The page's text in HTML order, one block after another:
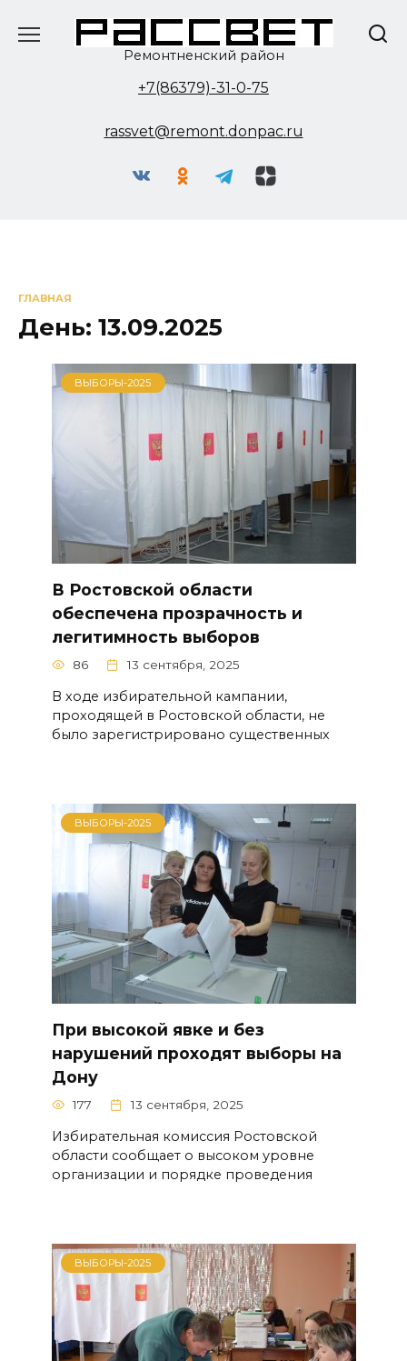
Ремонтненский район
+7(86379)-31-0-75
rassvet@remont.donpac.ru
ГЛАВНАЯ
День: 13.09.2025
ВЫБОРЫ-2025
В Ростовской области
обеспечена прозрачность и
легитимность выборов
86 13 сентября, 2025
В ходе избирательной кампании,
проходящей в Ростовской области, не
было зарегистрировано существенных
ВЫБОРЫ-2025
При высокой явке и без
нарушений проходят выборы на
Дону
177 13 сентября, 2025
Избирательная комиссия Ростовской
области сообщает о высоком уровне
организации и порядке проведения
ВЫБОРЫ-2025